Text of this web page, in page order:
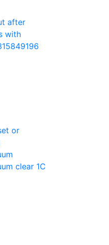
after
with
or
clear 1C